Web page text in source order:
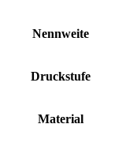
Nennweite
Druckstufe
Material